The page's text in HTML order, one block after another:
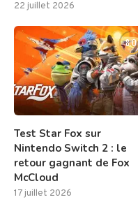
22 juillet 2026
8.0
Test Star Fox sur
Nintendo Switch 2 : le
retour gagnant de Fox
McCloud
17 juillet 2026